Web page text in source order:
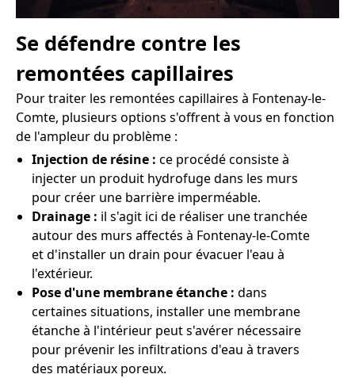
Se défendre contre les
remontées capillaires
Pour traiter les remontées capillaires à Fontenay-le-
Comte, plusieurs options s'offrent à vous en fonction
de l'ampleur du problème :
Injection de résine : ce procédé consiste à
injecter un produit hydrofuge dans les murs
pour créer une barrière imperméable.
Drainage : il s'agit ici de réaliser une tranchée
autour des murs affectés à Fontenay-le-Comte
et d'installer un drain pour évacuer l'eau à
l'extérieur.
Pose d'une membrane étanche : dans
certaines situations, installer une membrane
étanche à l'intérieur peut s'avérer nécessaire
pour prévenir les infiltrations d'eau à travers
des matériaux poreux.